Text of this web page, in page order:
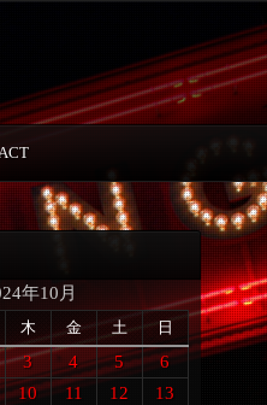
年10月
木 金 土 日
3 4 5
6
10 11 12
13